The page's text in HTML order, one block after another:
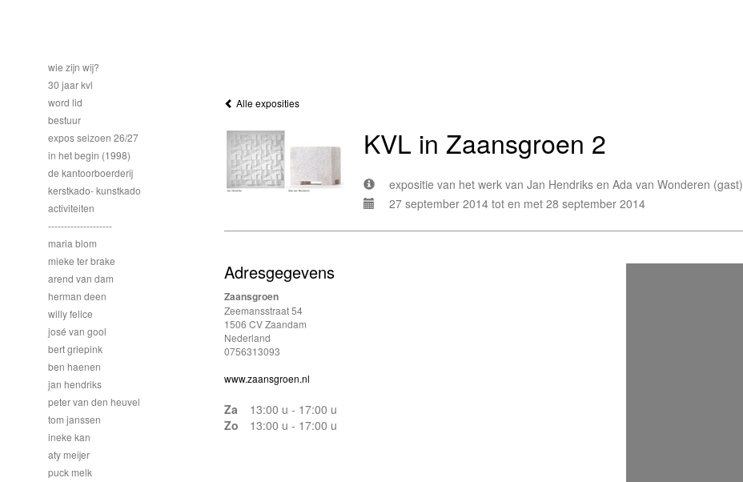
Alle exposities
KVL in Zaansgroen 2
expositie van het werk van Jan Hendriks en Ada van Wonderen (gast)
27 september 2014 tot en met 28 september 2014
Adresgegevens
Zaansgroen
Zeemansstraat 54
1506 CV Zaandam
Nederland
0756313093
www.zaansgroen.nl
Za
13:00 u - 17:00 u
Zo
13:00 u - 17:00 u
wie zijn wij?
30 jaar kvl
word lid
bestuur
expos seizoen 26/27
in het begin (1998)
de kantoorboerderij
kerstkado- kunstkado
activiteiten
--------------------
maria blom
mieke ter brake
arend van dam
herman deen
willy felice
josé van gool
bert griepink
ben haenen
jan hendriks
peter van den heuvel
tom janssen
ineke kan
aty meijer
puck melk